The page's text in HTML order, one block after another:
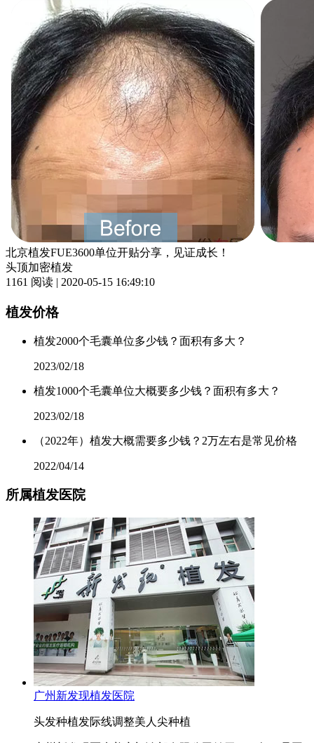
北京植发FUE3600单位开贴分享，见证成长！
头顶加密植发
1161 阅读 | 2020-05-15 16:49:10
植发价格
植发2000个毛囊单位多少钱？面积有多大？
2023/02/18
植发1000个毛囊单位大概要多少钱？面积有多大？
2023/02/18
（2022年）植发大概需要多少钱？2万左右是常见价格
2022/04/14
所属植发医院
广州新发现植发医院
头发种植发际线调整美人尖种植